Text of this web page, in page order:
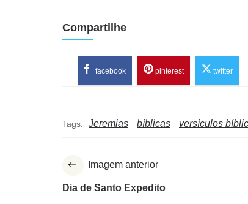
Compartilhe
facebook pinterest twitter
Tags: Jeremias bíblicas versículos
Imagem anterior
Dia de Santo Expedito